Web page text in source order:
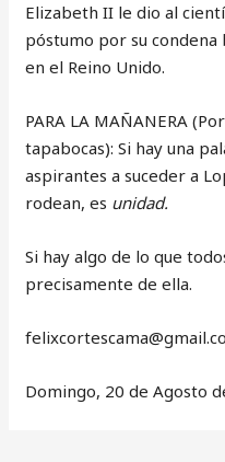
Elizabeth II le dio al
póstumo por su condena
en el Reino Unido.
PARA LA MAÑANERA
tapabocas): Si hay una
aspirantes a suceder a
rodean, es unidad.
Si hay algo de lo que
precisamente de ella.
Domingo, 20 de Agosto